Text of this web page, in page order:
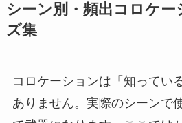
シーン別・頻出コロケ
ズ集
コロケーションは「知ってい
ありません。実際のシーンで